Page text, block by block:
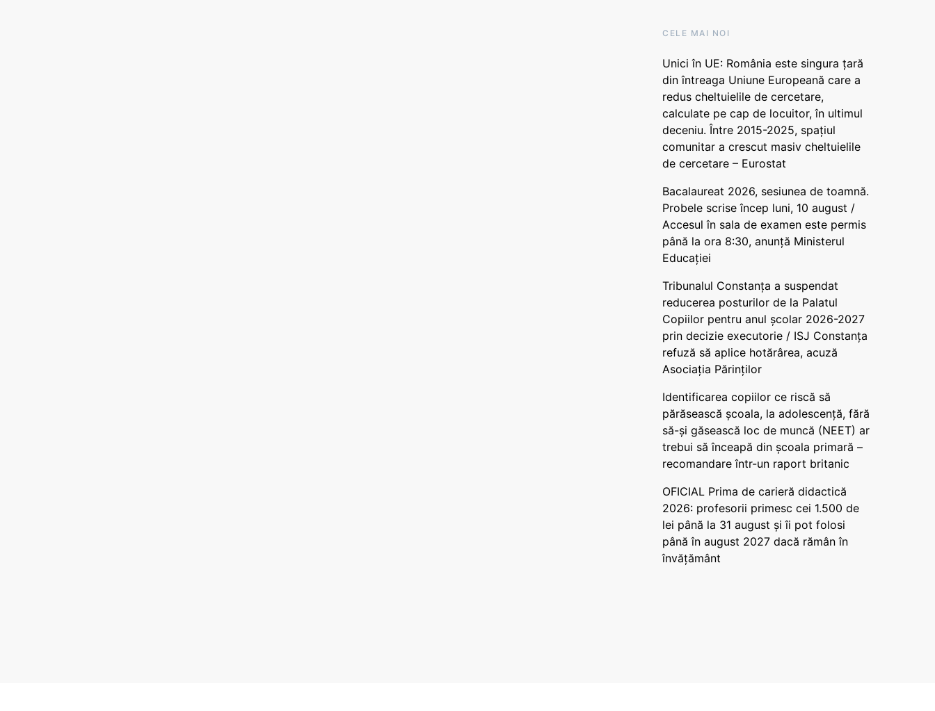
CELE MAI NOI
Unici în UE: România este singura țară
din întreaga Uniune Europeană care a
redus cheltuielile de cercetare,
calculate pe cap de locuitor, în ultimul
deceniu. Între 2015-2025, spațiul
comunitar a crescut masiv cheltuielile
de cercetare – Eurostat
Bacalaureat 2026, sesiunea de toamnă.
Probele scrise încep luni, 10 august /
Accesul în sala de examen este permis
până la ora 8:30, anunță Ministerul
Educației
Tribunalul Constanța a suspendat
reducerea posturilor de la Palatul
Copiilor pentru anul școlar 2026-2027
prin decizie executorie / ISJ Constanța
refuză să aplice hotărârea, acuză
Asociația Părinților
Identificarea copiilor ce riscă să
părăsească școala, la adolescență, fără
să-și găsească loc de muncă (NEET) ar
trebui să înceapă din școala primară –
recomandare într-un raport britanic
OFICIAL Prima de carieră didactică
2026: profesorii primesc cei 1.500 de
lei până la 31 august și îi pot folosi
până în august 2027 dacă rămân în
învățământ